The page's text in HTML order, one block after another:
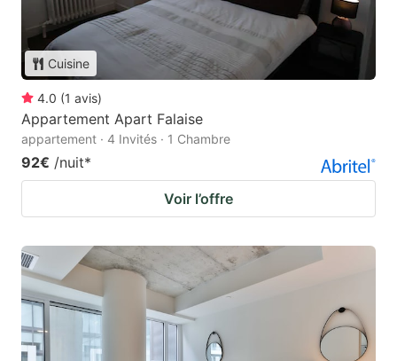
Cuisine
4.0 (1 avis)
Appartement Apart Falaise
appartement · 4 Invités · 1 Chambre
92€ /nuit*
Voir l’offre